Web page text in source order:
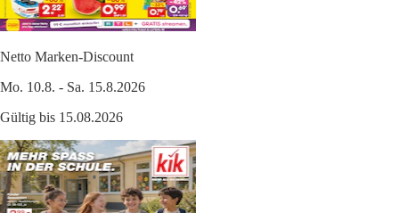
Netto Marken-Discount
Mo. 10.8. - Sa. 15.8.2026
Gültig bis 15.08.2026